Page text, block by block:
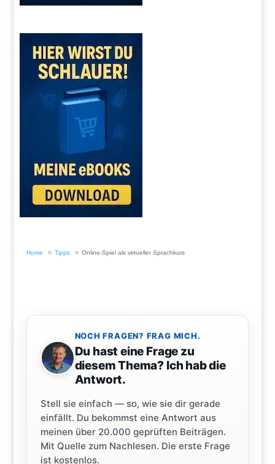
Home Tipps Online-Spiel als virtueller Sprachkurs
NOCH FRAGEN? FRAG MICH.
Du hast eine Frage zu
diesem Thema? Ich hab die
Antwort.
Stell sie einfach — so, wie sie dir gerade
einfällt. Du bekommst eine Antwort aus
meinen über 20.000 geprüften Beiträgen.
Mit Quelle zum Nachlesen. Die erste Frage
ist kostenlos.